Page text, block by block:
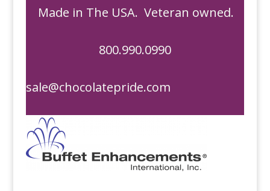
Made in The USA. Veteran owned.
800.990.0990
sale@chocolatepride.com